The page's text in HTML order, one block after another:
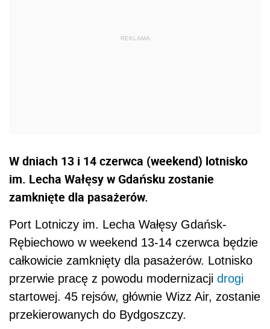
W dniach 13 i 14 czerwca (weekend) lotnisko
im. Lecha Wałęsy w Gdańsku zostanie
zamknięte dla pasażerów.
Port Lotniczy im. Lecha Wałęsy Gdańsk-
Rębiechowo w weekend 13-14 czerwca będzie
całkowicie zamknięty dla pasażerów. Lotnisko
przerwie pracę z powodu modernizacji drogi
startowej. 45 rejsów, głównie Wizz Air, zostanie
przekierowanych do Bydgoszczy.